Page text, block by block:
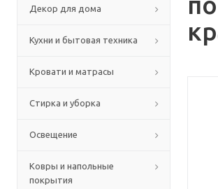
Декор для дома
Кухни и бытовая техника
Кровати и матрасы
Стирка и уборка
Освещение
Ковры и напольные
покрытия